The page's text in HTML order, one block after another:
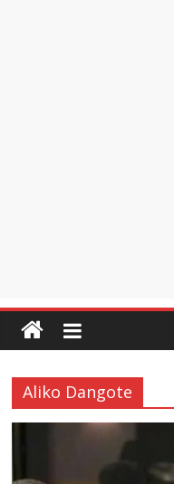
Aliko Dangote